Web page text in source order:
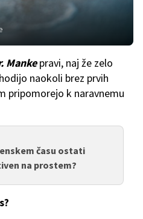
Mankepravi, naj že zelo
naokoli brez prvih
pripomorejo k naravnemu
času ostati
na prostem?